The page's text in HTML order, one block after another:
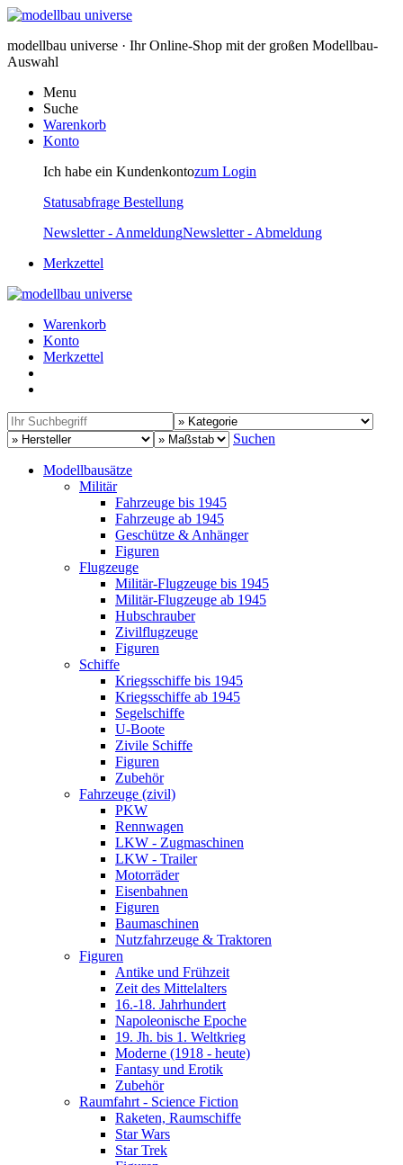
modellbau universe · Ihr Online-Shop mit der großen Modellbau-
Auswahl
Menu
Suche
Warenkorb
Konto
Ich habe ein Kundenkontozum Login
Statusabfrage Bestellung
Newsletter - AnmeldungNewsletter - Abmeldung
Merkzettel
Warenkorb
Konto
Merkzettel
Suchen
Modellbausätze
Militär
Fahrzeuge bis 1945
Fahrzeuge ab 1945
Geschütze & Anhänger
Figuren
Flugzeuge
Militär-Flugzeuge bis 1945
Militär-Flugzeuge ab 1945
Hubschrauber
Zivilflugzeuge
Figuren
Schiffe
Kriegsschiffe bis 1945
Kriegsschiffe ab 1945
Segelschiffe
U-Boote
Zivile Schiffe
Figuren
Zubehör
Fahrzeuge (zivil)
PKW
Rennwagen
LKW - Zugmaschinen
LKW - Trailer
Motorräder
Eisenbahnen
Figuren
Baumaschinen
Nutzfahrzeuge & Traktoren
Figuren
Antike und Frühzeit
Zeit des Mittelalters
16.-18. Jahrhundert
Napoleonische Epoche
19. Jh. bis 1. Weltkrieg
Moderne (1918 - heute)
Fantasy und Erotik
Zubehör
Raumfahrt - Science Fiction
Raketen, Raumschiffe
Star Wars
Star Trek